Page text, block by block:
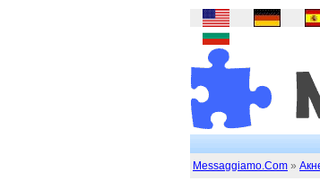
Messaggiamo.Com »